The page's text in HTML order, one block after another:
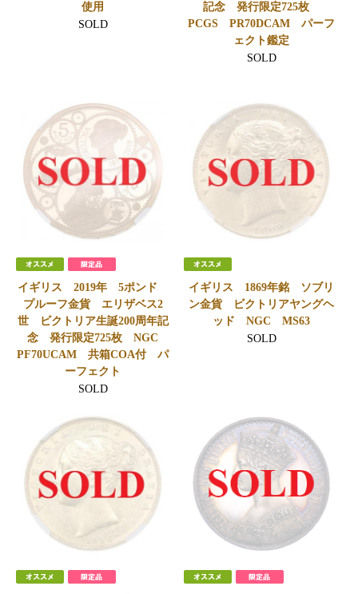
使用
SOLD
記念 発行限定725枚
PCGS PR70DCAM パーフ
ェクト鑑定
SOLD
イギリス 2019年 5ポンド
プルーフ金貨 エリザベス2
世 ビクトリア生誕200周年記
念 発行限定725枚 NGC
PF70UCAM 共箱COA付 パ
ーフェクト
SOLD
イギリス 1869年銘 ソブリ
ン金貨 ビクトリアヤングヘ
ッド NGC MS63
SOLD